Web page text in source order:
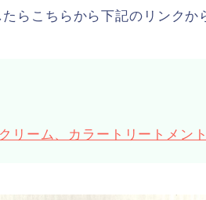
らこちらから下記のリンクか
リーム、カラートリートメン